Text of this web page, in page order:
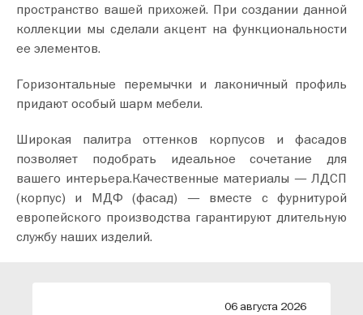
пространство вашей прихожей. При создании данной
коллекции мы сделали акцент на функциональности
ее элементов.
Горизонтальные перемычки и лаконичный профиль
придают особый шарм мебели.
Широкая палитра оттенков корпусов и фасадов
позволяет подобрать идеальное сочетание для
вашего интерьера.Качественные материалы — ЛДСП
(корпус) и МДФ (фасад) — вместе с фурнитурой
европейского производства гарантируют длительную
службу наших изделий.
06 августа 2026